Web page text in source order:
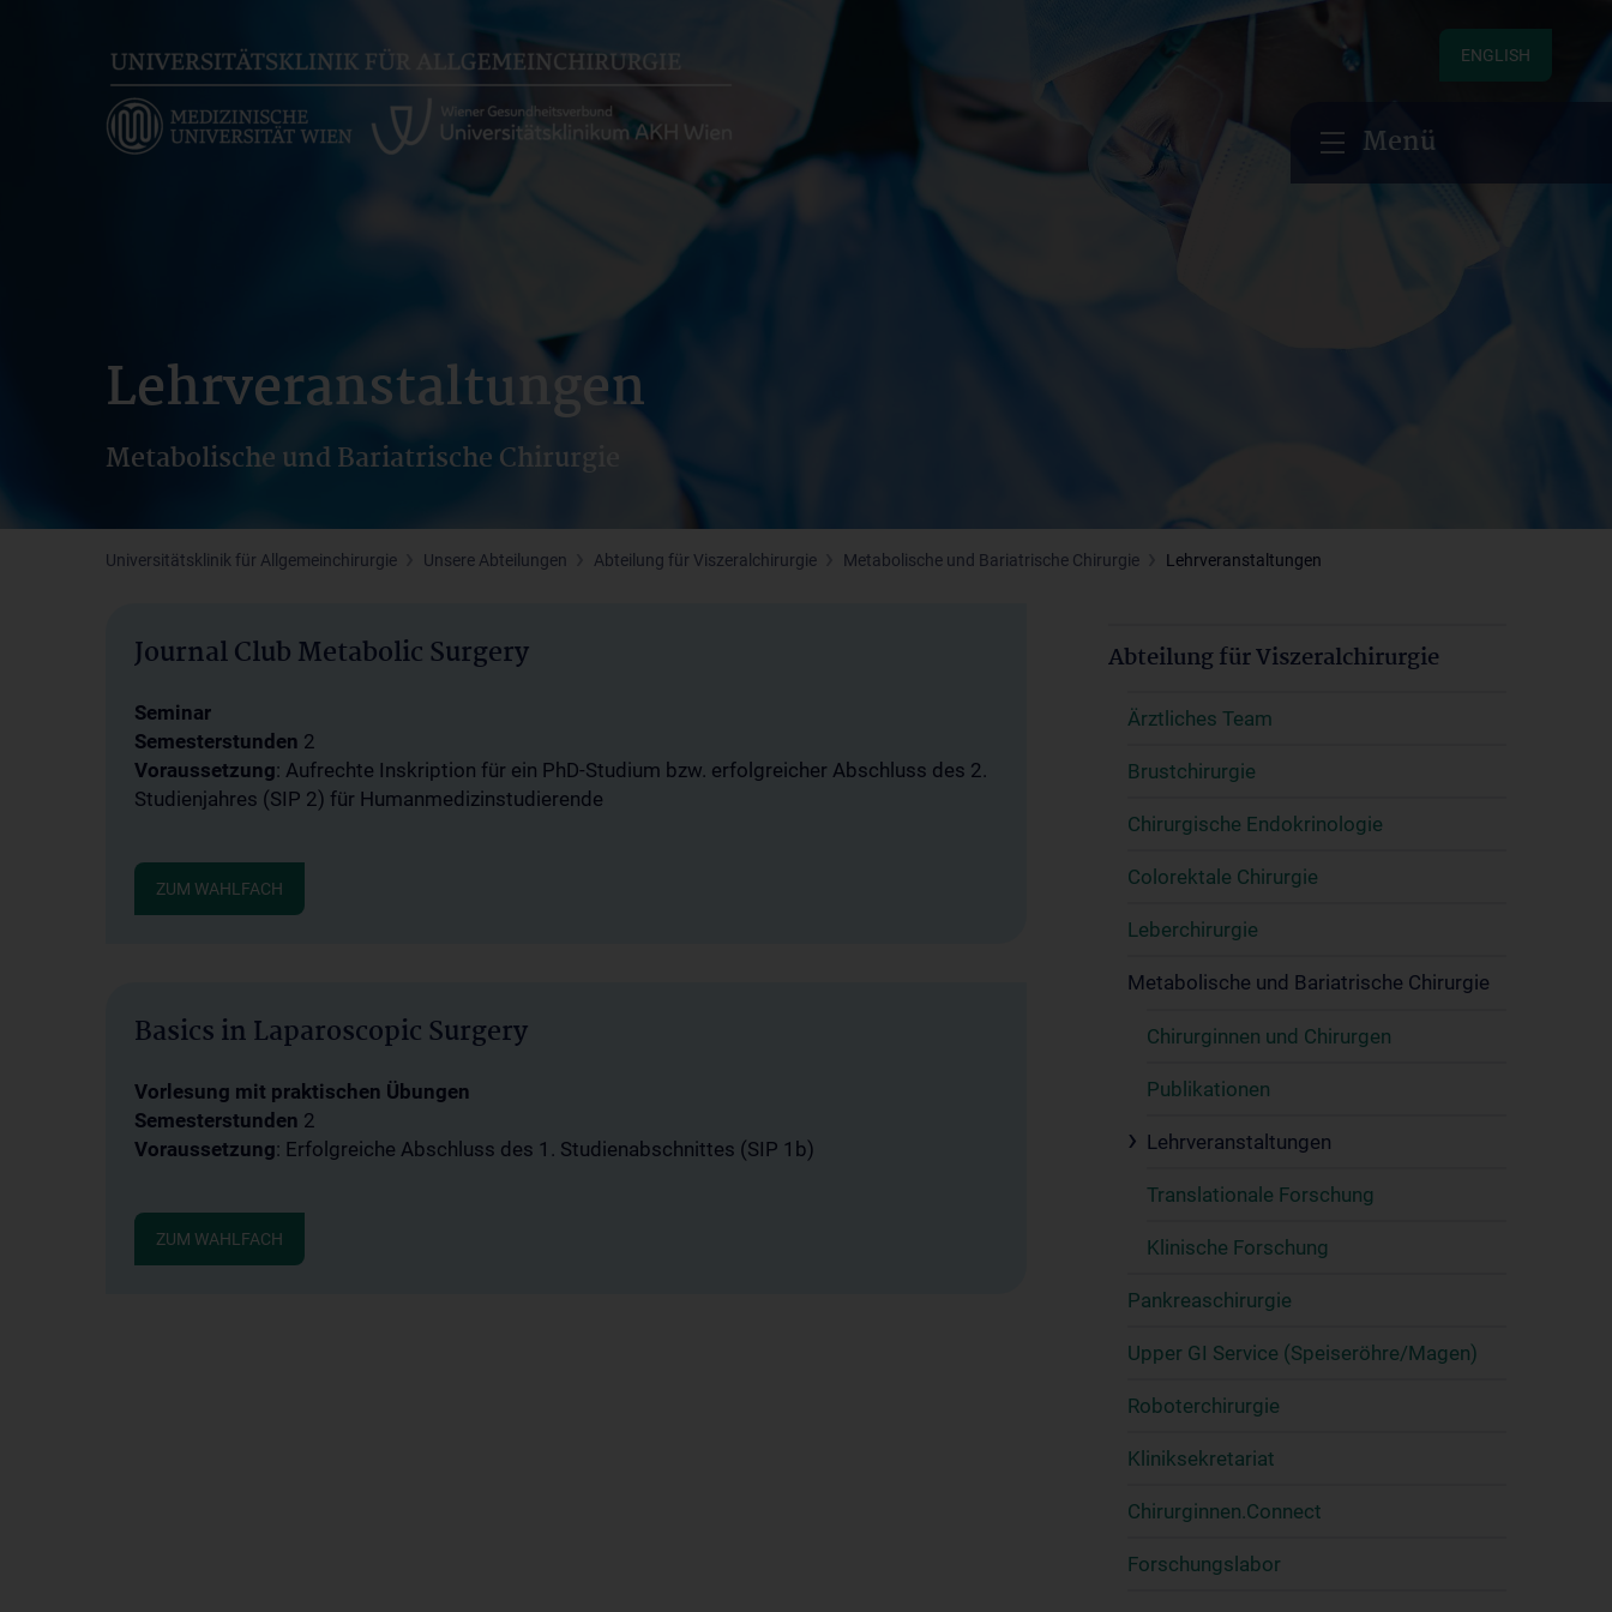
ENGLISH
Menü
Lehrveranstaltungen
Metabolische und Bariatrische Chirurgie
Universitätsklinik für Allgemeinchirurgie Unsere Abteilungen Abteilung für Viszeralchirurgie Metabolische und Bariatrische Chirurgie Lehrveranstaltungen
Journal Club Metabolic Surgery
Seminar
Semesterstunden 2
Voraussetzung: Aufrechte Inskription für ein PhD-Studium bzw. erfolgreicher Abschluss des 2.
Studienjahres (SIP 2) für Humanmedizinstudierende
ZUM WAHLFACH
Basics in Laparoscopic Surgery
Vorlesung mit praktischen Übungen
Semesterstunden 2
Voraussetzung: Erfolgreiche Abschluss des 1. Studienabschnittes (SIP 1b)
ZUM WAHLFACH
Abteilung für Viszeralchirurgie
Ärztliches Team
Brustchirurgie
Chirurgische Endokrinologie
Colorektale Chirurgie
Leberchirurgie
Metabolische und Bariatrische Chirurgie
Chirurginnen und Chirurgen
Publikationen
Lehrveranstaltungen
Translationale Forschung
Klinische Forschung
Pankreaschirurgie
Upper GI Service (Speiseröhre/Magen)
Roboterchirurgie
Kliniksekretariat
Chirurginnen.Connect
Forschungslabor